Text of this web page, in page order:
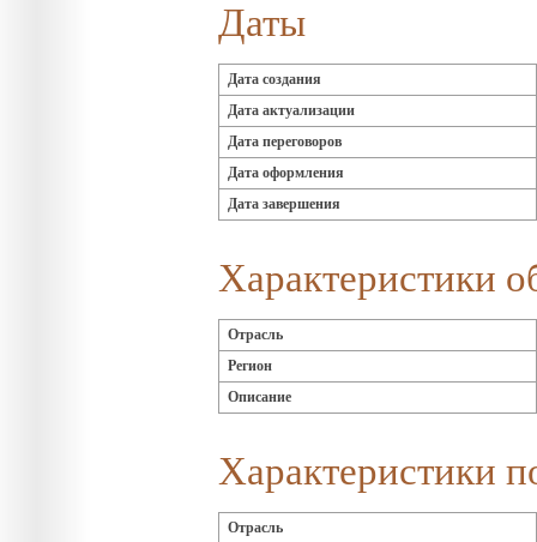
Даты
Дата создания
Дата актуализации
Дата переговоров
Дата оформления
Дата завершения
Характеристики
Отрасль
Регион
Описание
Характеристики
Отрасль